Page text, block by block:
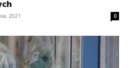
2021 0